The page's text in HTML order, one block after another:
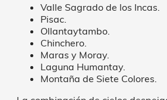
Valle Sagrado de los Incas.
Pisac.
Ollantaytambo.
Chinchero.
Maras y Moray.
Laguna Humantay.
Montaña de Siete Colores.